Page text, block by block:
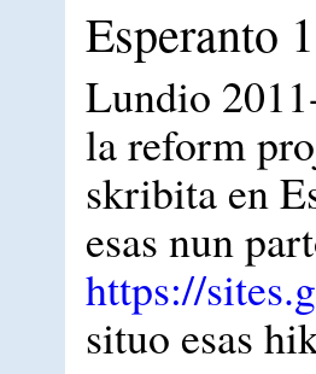
Esperanto
Lundio
la reform
skribita en
esas nun
https://
situo esas